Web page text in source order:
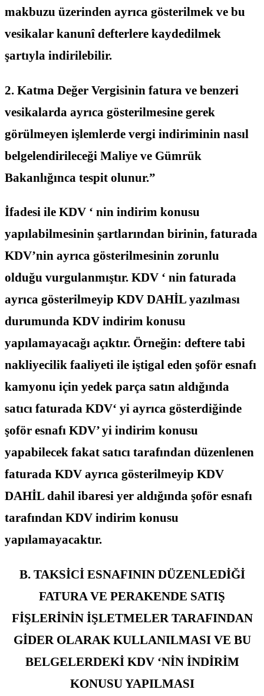
makbuzu üzerinden ayrıca gösterilmek ve bu
vesikalar kanunî defterlere kaydedilmek
şartıyla indirilebilir.
2. Katma Değer Vergisinin fatura ve benzeri
vesikalarda ayrıca gösterilmesine gerek
görülmeyen işlemlerde vergi indiriminin nasıl
belgelendirileceği Maliye ve Gümrük
Bakanlığınca tespit olunur.”
İfadesi ile KDV ‘ nin indirim konusu
yapılabilmesinin şartlarından birinin, faturada
KDV’nin ayrıca gösterilmesinin zorunlu
olduğu vurgulanmıştır. KDV ‘ nin faturada
ayrıca gösterilmeyip KDV DAHİL yazılması
durumunda KDV indirim konusu
yapılamayacağı açıktır. Örneğin: deftere tabi
nakliyecilik faaliyeti ile iştigal eden şoför esnafı
kamyonu için yedek parça satın aldığında
satıcı faturada KDV‘ yi ayrıca gösterdiğinde
şoför esnafı KDV’ yi indirim konusu
yapabilecek fakat satıcı tarafından düzenlenen
faturada KDV ayrıca gösterilmeyip KDV
DAHİL dahil ibaresi yer aldığında şoför esnafı
tarafından KDV indirim konusu
yapılamayacaktır.
B. TAKSİCİ ESNAFININ DÜZENLEDİĞİ
FATURA VE PERAKENDE SATIŞ
FİŞLERİNİN İŞLETMELER TARAFINDAN
GİDER OLARAK KULLANILMASI VE BU
BELGELERDEKİ KDV ‘NİN İNDİRİM
KONUSU YAPILMASI